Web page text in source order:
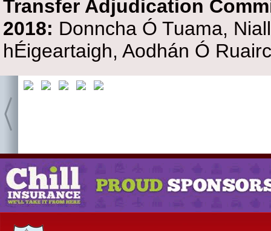
Transfer Adjudication
2018: Donncha Ó Tuama,
hÉigeartaigh, Aodhán Ó